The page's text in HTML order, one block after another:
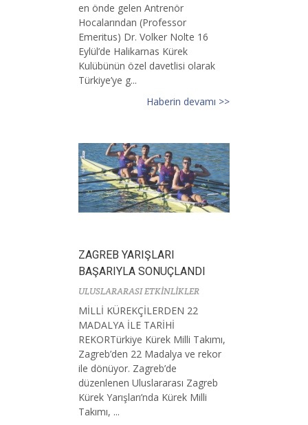
en önde gelen Antrenör
Hocalarından (Professor
Emeritus) Dr. Volker Nolte 16
Eylül’de Halikarnas Kürek
Kulübünün özel davetlisi olarak
Türkiye’ye g...
Haberin devamı >>
ZAGREB YARIŞLARI
BAŞARIYLA SONUÇLANDI
ULUSLARARASI ETKİNLİKLER
MİLLİ KÜREKÇİLERDEN 22
MADALYA İLE TARİHİ
REKORTürkiye Kürek Milli Takımı,
Zagreb’den 22 Madalya ve rekor
ile dönüyor. Zagreb’de
düzenlenen Uluslararası Zagreb
Kürek Yarışları’nda Kürek Milli
Takımı, ...